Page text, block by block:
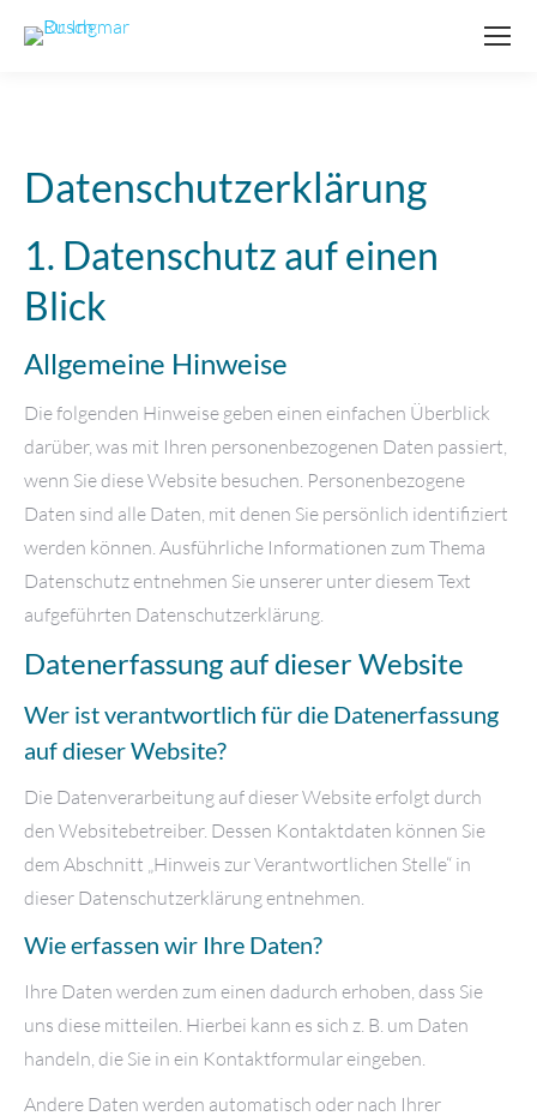
Datenschutz­erklärung
1. Datenschutz auf einen
Blick
Allgemeine Hinweise
Die folgenden Hinweise geben einen einfachen Überblick
darüber, was mit Ihren personenbezogenen Daten passiert,
wenn Sie diese Website besuchen. Personenbezogene
Daten sind alle Daten, mit denen Sie persönlich identifiziert
werden können. Ausführliche Informationen zum Thema
Datenschutz entnehmen Sie unserer unter diesem Text
aufgeführten Datenschutzerklärung.
Datenerfassung auf dieser Website
Wer ist verantwortlich für die Datenerfassung
auf dieser Website?
Die Datenverarbeitung auf dieser Website erfolgt durch
den Websitebetreiber. Dessen Kontaktdaten können Sie
dem Abschnitt „Hinweis zur Verantwortlichen Stelle“ in
dieser Datenschutzerklärung entnehmen.
Wie erfassen wir Ihre Daten?
Ihre Daten werden zum einen dadurch erhoben, dass Sie
uns diese mitteilen. Hierbei kann es sich z. B. um Daten
handeln, die Sie in ein Kontaktformular eingeben.
Andere Daten werden automatisch oder nach Ihrer